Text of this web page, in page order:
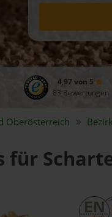
4,97 von 5
83 Bewertungen
Oberösterreich Bezirk
für